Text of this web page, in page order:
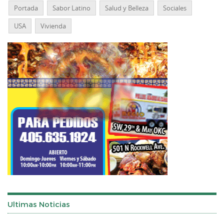
Portada Sabor Latino Salud y Belleza
Sociales
USA
Vivienda
Ultimas Noticias